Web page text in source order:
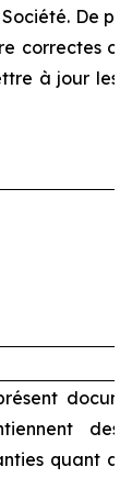
De
correctes
à jour les
des
quant